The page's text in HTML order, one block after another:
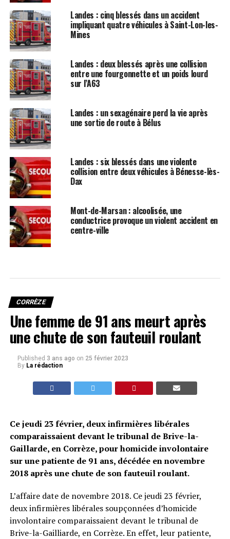
Landes : cinq blessés dans un accident
impliquant quatre véhicules à Saint-Lon-les-
Mines
Landes : deux blessés après une collision
entre une fourgonnette et un poids lourd
sur l’A63
Landes : un sexagénaire perd la vie après
une sortie de route à Bélus
Landes : six blessés dans une violente
collision entre deux véhicules à Bénesse-lès-
Dax
Mont-de-Marsan : alcoolisée, une
conductrice provoque un violent accident en
centre-ville
CORRÈZE
Une femme de 91 ans meurt après
une chute de son fauteuil roulant
Published 3 ans ago on 25 février 2023
By La rédaction
Ce jeudi 23 février, deux infirmières libérales
comparaissaient devant le tribunal de Brive-la-
Gaillarde, en Corrèze, pour homicide involontaire
sur une patiente de 91 ans, décédée en novembre
2018 après une chute de son fauteuil roulant.
L’affaire date de novembre 2018. Ce jeudi 23 février,
deux infirmières libérales soupçonnées d’homicide
involontaire comparaissaient devant le tribunal de
Brive-la-Gailliarde, en Corrèze. En effet, leur patiente,